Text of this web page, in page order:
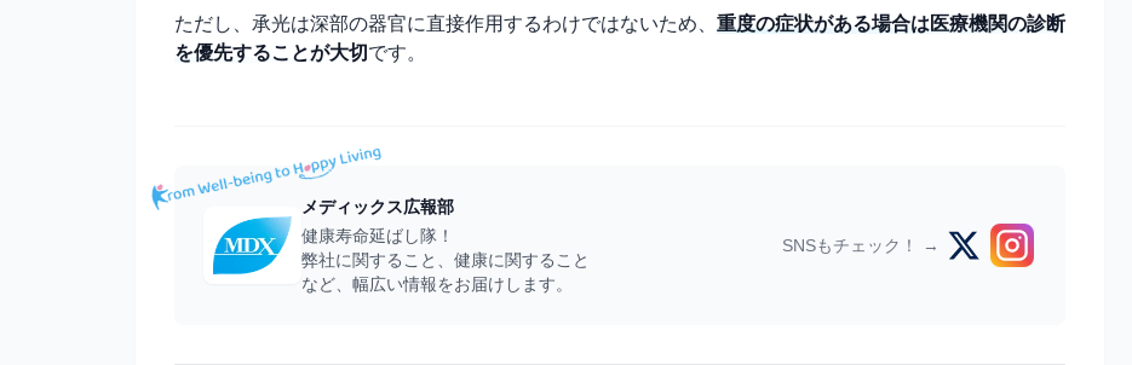
ただし、承光は深部の器官に直接作用するわけではないため、 重度の症状がある場合は医療機関の診断
を優先することが大切です。
メディックス広報部
健康寿命延ばし隊！
弊社に関すること、健康に関すること
など、幅広い情報をお届けします。
SNSもチェック！ →